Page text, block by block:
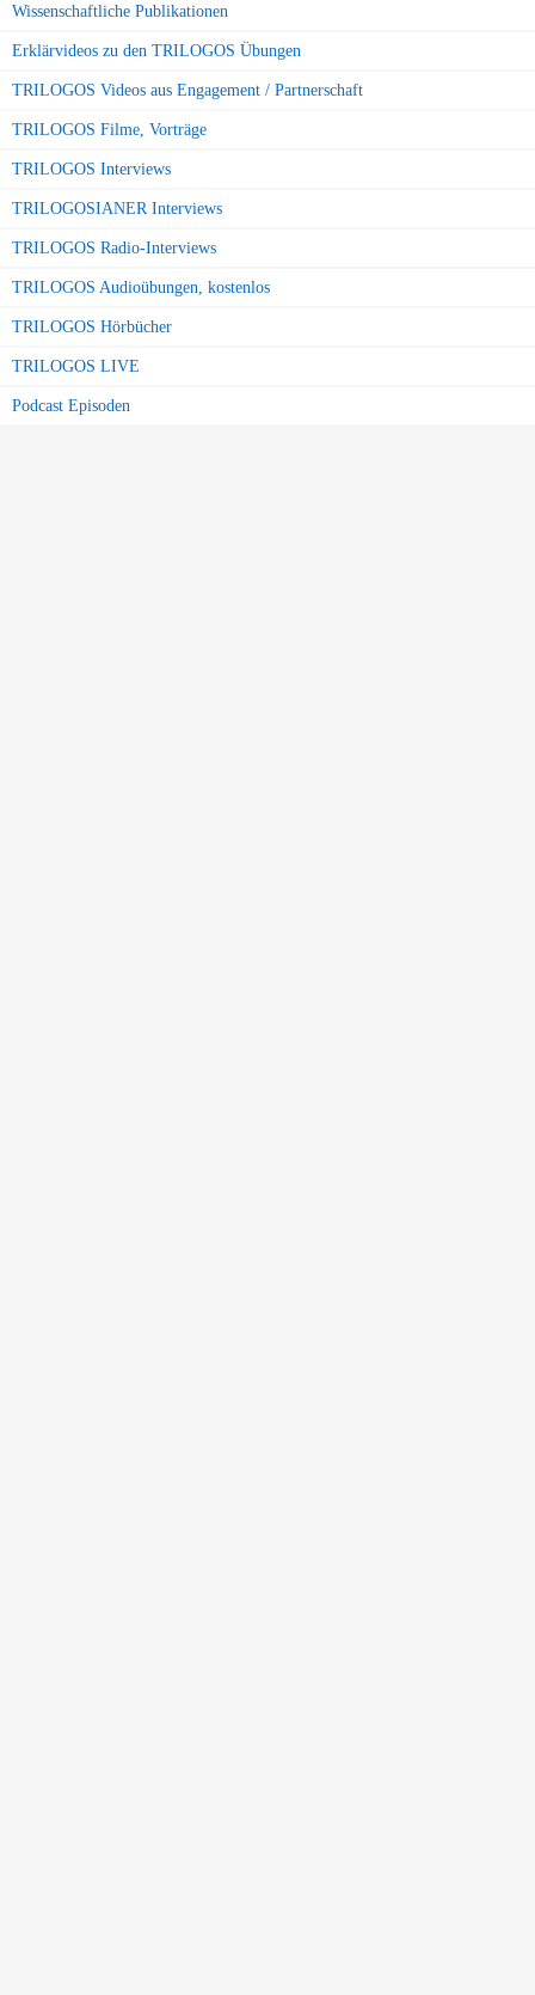
Wissenschaftliche Publikationen
Erklärvideos zu den TRILOGOS Übungen
TRILOGOS Videos aus Engagement / Partnerschaft
TRILOGOS Filme, Vorträge
TRILOGOS Interviews
TRILOGOSIANER Interviews
TRILOGOS Radio-Interviews
TRILOGOS Audioübungen, kostenlos
TRILOGOS Hörbücher
TRILOGOS LIVE
Podcast Episoden